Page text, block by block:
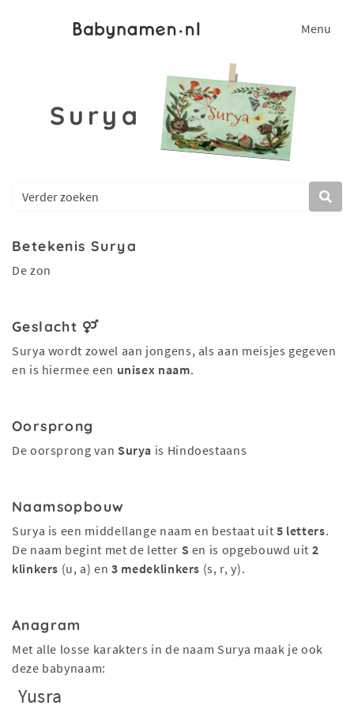
Menu
Surya
Betekenis Surya
De zon
Geslacht
Surya wordt zowel aan jongens, als aan meisjes gegeven
en is hiermee een unisex naam.
Oorsprong
De oorsprong van Surya is Hindoestaans
Naamsopbouw
Surya is een middellange naam en bestaat uit 5 letters.
De naam begint met de letter S en is opgebouwd uit 2
klinkers (u, a) en3 medeklinkers (s, r, y).
Anagram
Met alle losse karakters in de naam Surya maak je ook
deze babynaam:
Yusra